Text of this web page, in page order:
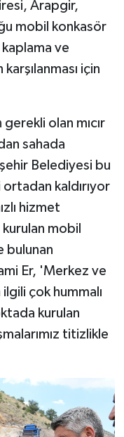
Arapgir,
mobil konkasör
ve
için
olan mıcır
sahada
Belediyesi bu
kaldırıyor
hizmet
mobil
bulunan
Er, 'Merkez ve
ilgili çok hummalı
kurulan
titizlikle